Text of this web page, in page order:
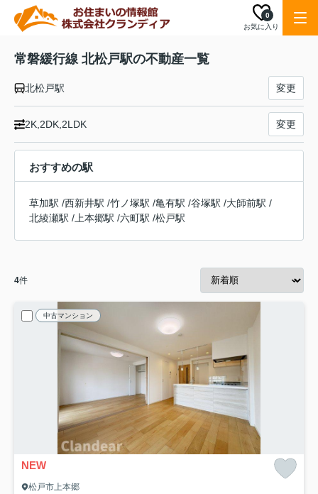
お気に入り
0
常磐緩行線 北松戸駅の不動産一覧
北松戸駅 変更
2K,2DK,2LDK 変更
おすすめの駅
草加駅 /西新井駅 /竹ノ塚駅 /亀有駅 /谷塚駅 /大師前駅 /
北綾瀬駅 / 上本郷駅 /六町駅 /松戸駅
4件
中古マンション
NEW
松戸市上本郷